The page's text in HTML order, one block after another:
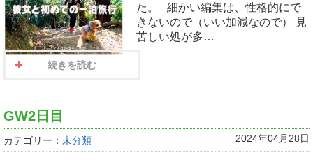
た。 細かい編集は、性格的にで
きないので（いい加減なので） 見
苦しい処が多…
続きを読む
GW2日目
カテゴリー： 未分類 2024年04月28日